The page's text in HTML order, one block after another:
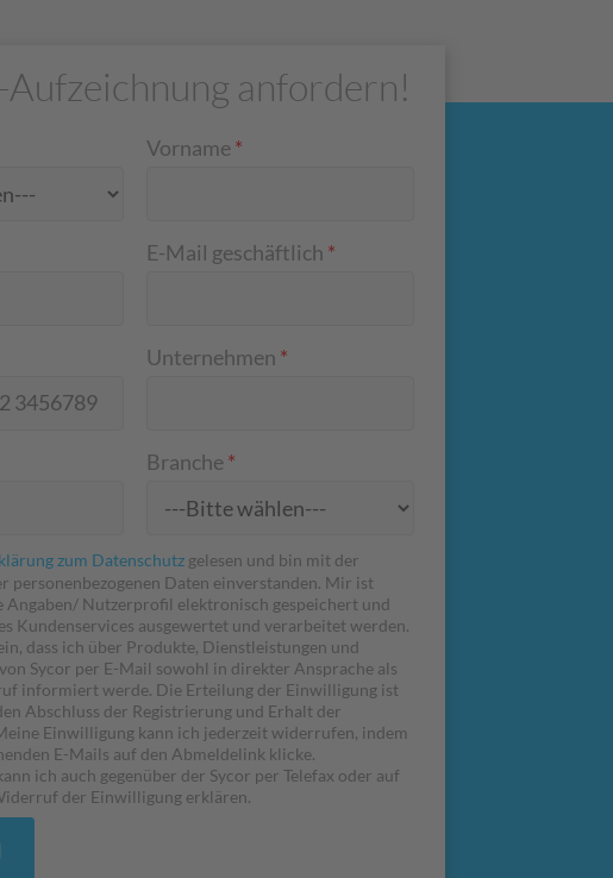
anfordern!
Vorname*
E-Mail geschäftlich *
Unternehmen *
Branche*
zum Datenschutzgelesen und bin mit der
personenbezogenen Daten einverstanden. Mir ist
Angaben/ Nutzerprofil elektronisch gespeichert und
Kundenservices ausgewertet und verarbeitet werden.
dass ich über Produkte, Dienstleistungen und
Sycor per E-Mail sowohl in direkter Ansprache als
informiert werde. Die Erteilung der Einwilligung ist
Abschluss der Registrierung und Erhalt der
Einwilligung kann ich jederzeit widerrufen, indem
E-Mails auf den Abmeldelink klicke.
ich auch gegenüber der Sycor per Telefax oder auf
der Einwilligung erklären.